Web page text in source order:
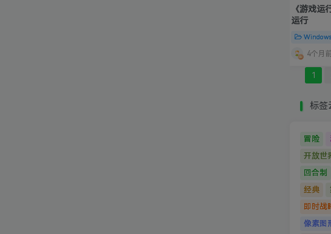
《游戏
运行
Windows
4个月
1
标签
冒险
开放世
回合制
经典
即时战
像素图